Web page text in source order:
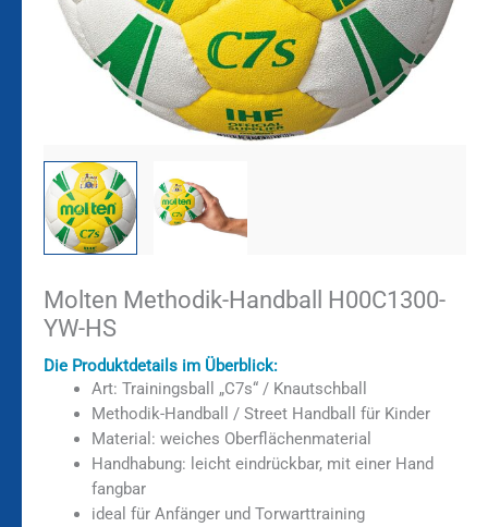
Molten Methodik-Handball H00C1300-
YW-HS
Die Produktdetails im Überblick:
Art: Trainingsball „C7s“ / Knautschball
Methodik-Handball / Street Handball für Kinder
Material: weiches Oberflächenmaterial
Handhabung: leicht eindrückbar, mit einer Hand
fangbar
ideal für Anfänger und Torwarttraining